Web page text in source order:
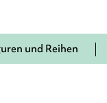
und Reihen